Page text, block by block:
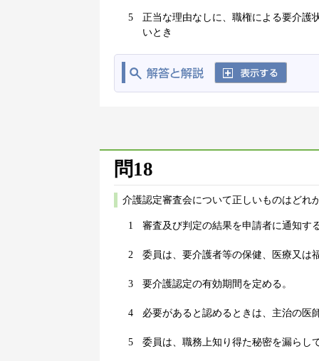
5
正当な理由なしに、職権による要介護
いとき
問18
介護認定審査会について正しいものはどれ
1 審査及び判定の結果を申請者に通知す
2 委員は、要介護者等の保健、医療又は
3 要介護認定の有効期間を定める。
4 必要があると認めるときは、主治の医
5 委員は、職務上知り得た秘密を漏らし